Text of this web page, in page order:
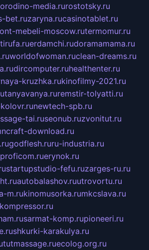
media.rurostotsky.ru
bet.ruzaryna.rucasinotablet.ru
mebeli-moscow.rutermomur.ru
erdamchi.rudoramamama.ru
worldofwoman.ruclean-dreams.ru
dircomputer.ruhealthenter.ru
kruzhka.rukinofilmy-2021.ru
tanyavanya.ruremstir-tolyatti.ru
newtech-spb.ru
tai.ruseonub.ruzvonitut.ru
download.ru
godflesh.ruru-industria.ru
erynok.ru
startupstudio-fefu.ruzarges-ru.ru
autobalashov.ruutrovortu.ru
m.rukinomusorka.rumkcslava.ru
sarmat-komp.rupioneeri.ru
shkurki-karakulya.ru
tutmassage.ruecolog.org.ru